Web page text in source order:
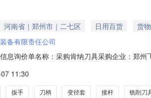
河南省｜郑州市｜二七区 日用百货
货物
备有限责任公司
息询价单名称：采购肯纳刀具采购企业：郑
支付交货地址：河南省郑州市二七区南三环中
/计划原产地
11:30
扳手 刀柄 变径套 接杆 铣削刀